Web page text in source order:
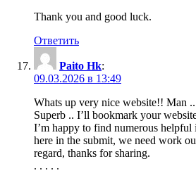
Thank you and good luck.
Ответить
Paito Hk:
09.03.2026 в 13:49
Whats up very nice website!! Man
Superb .. I’ll bookmark your
I’m happy to find numerous
here in the submit, we need work
regard, thanks for sharing.
. . . . .